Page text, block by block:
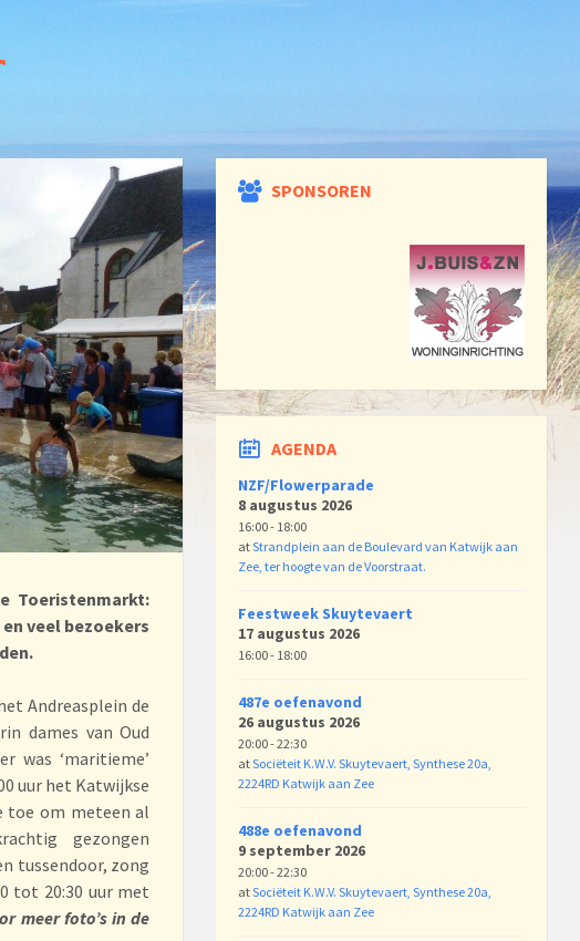
Toeristenmarkt:
veel bezoekers
Andreasplein de
dames van Oud
was ‘maritieme’
uur het Katwijkse
toe om meteen al
gezongen
tussendoor, zong
tot 20:30 uur met
meer foto’s in de
SPONSOREN
AGENDA
NZF/Flowerparade
8 augustus 2026
16:00 - 18:00
atStrandplein aan de Boulevard van Katwijk aan
Zee, ter hoogte van de Voorstraat.
Feestweek Skuytevaert
17 augustus 2026
16:00 - 18:00
487e oefenavond
26 augustus 2026
20:00 - 22:30
atSociëteit K.W.V. Skuytevaert, Synthese 20a,
2224RD Katwijk aan Zee
488e oefenavond
9 september 2026
20:00 - 22:30
atSociëteit K.W.V. Skuytevaert, Synthese 20a,
2224RD Katwijk aan Zee